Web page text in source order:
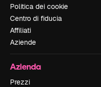
Politica dei cookie
Centro di fiducia
Affiliati
Aziende
Azienda
Prezzi